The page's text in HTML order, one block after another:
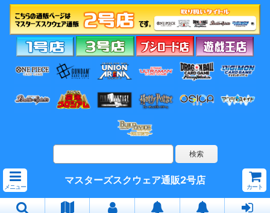
メニュー
マスターズスクウェア通販2号店
カート